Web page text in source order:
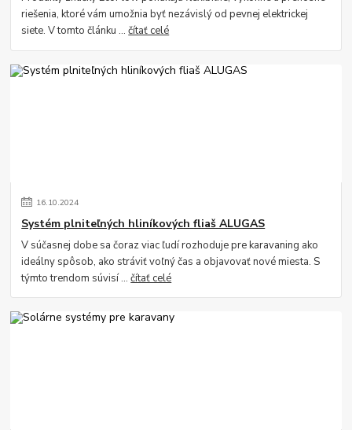
riešenia, ktoré vám umožnia byť nezávislý od pevnej elektrickej
siete. V tomto článku ...čítať celé
16.10.2024
Systém plniteľných hliníkových fliaš ALUGAS
V súčasnej dobe sa čoraz viac ľudí rozhoduje pre karavaning ako
ideálny spôsob, ako stráviť voľný čas a objavovať nové miesta. S
týmto trendom súvisí ...čítať celé